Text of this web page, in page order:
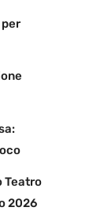
Teatro
2026